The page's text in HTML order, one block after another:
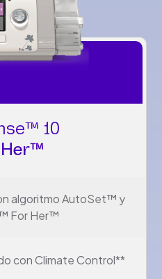
10
algoritmo AutoSet™ y
For Her™
con Climate Control**